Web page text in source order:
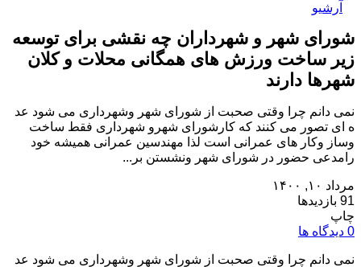
آرشیو
شورای شهر و شهرداران چه نقشی برای توسعه
زیر ساخت ورزش های همگانی محلات و کلان
شهرها دارند
نمی دانم چرا وقتی صحبت از شورای شهر وشهرداری می شود عد
ه ای تصور می کنند که کارشورای شهرو شهرداری فقط ساخت
وساز وکار های عمرانی است لذا مهندسین عمرانی همیشه خود
رامدعی حضور در شورای شهر ونشستن بر...
مرداد ۱۰, ۱۴۰۰
91 بازدیدها
چاپ
0 دیدگاه ها
نمی دانم چرا وقتی صحبت از شورای شهر وشهرداری می شود عد